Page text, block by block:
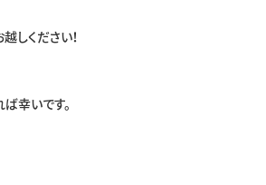
しください！
幸いです。